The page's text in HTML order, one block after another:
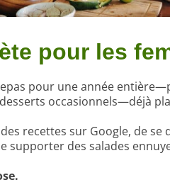
pour les
pour une année
occasionnels—déjà
recettes sur Google, de
supporter des salades